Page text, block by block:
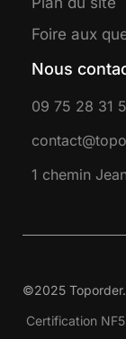
Foire aux
Nous
09 75 28 31
1 chemin
©2025
Certification